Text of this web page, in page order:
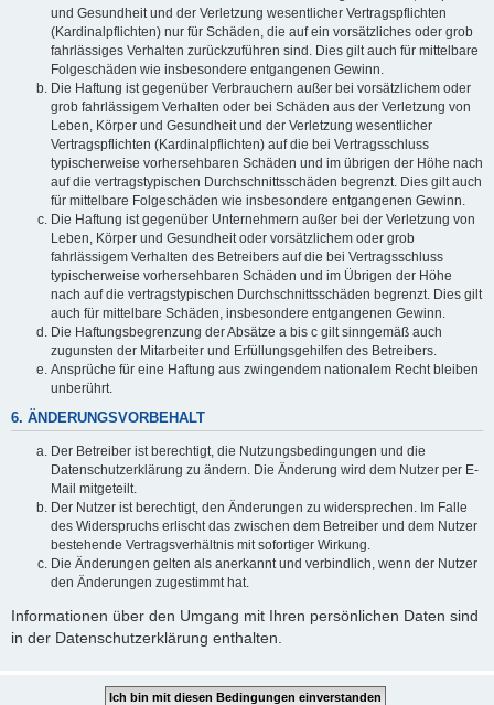
und Gesundheit und der Verletzung wesentlicher Vertragspflichten
(Kardinalpflichten) nur für Schäden, die auf ein vorsätzliches oder grob
fahrlässiges Verhalten zurückzuführen sind. Dies gilt auch für mittelbare
Folgeschäden wie insbesondere entgangenen Gewinn.
Die Haftung ist gegenüber Verbrauchern außer bei vorsätzlichem oder
grob fahrlässigem Verhalten oder bei Schäden aus der Verletzung von
Leben, Körper und Gesundheit und der Verletzung wesentlicher
Vertragspflichten (Kardinalpflichten) auf die bei Vertragsschluss
typischerweise vorhersehbaren Schäden und im übrigen der Höhe nach
auf die vertragstypischen Durchschnittsschäden begrenzt. Dies gilt auch
für mittelbare Folgeschäden wie insbesondere entgangenen Gewinn.
Die Haftung ist gegenüber Unternehmern außer bei der Verletzung von
Leben, Körper und Gesundheit oder vorsätzlichem oder grob
fahrlässigem Verhalten des Betreibers auf die bei Vertragsschluss
typischerweise vorhersehbaren Schäden und im Übrigen der Höhe
nach auf die vertragstypischen Durchschnittsschäden begrenzt. Dies gilt
auch für mittelbare Schäden, insbesondere entgangenen Gewinn.
Die Haftungsbegrenzung der Absätze a bis c gilt sinngemäß auch
zugunsten der Mitarbeiter und Erfüllungsgehilfen des Betreibers.
Ansprüche für eine Haftung aus zwingendem nationalem Recht bleiben
unberührt.
6. ÄNDERUNGSVORBEHALT
Der Betreiber ist berechtigt, die Nutzungsbedingungen und die
Datenschutzerklärung zu ändern. Die Änderung wird dem Nutzer per E-
Mail mitgeteilt.
Der Nutzer ist berechtigt, den Änderungen zu widersprechen. Im Falle
des Widerspruchs erlischt das zwischen dem Betreiber und dem Nutzer
bestehende Vertragsverhältnis mit sofortiger Wirkung.
Die Änderungen gelten als anerkannt und verbindlich, wenn der Nutzer
den Änderungen zugestimmt hat.
Informationen über den Umgang mit Ihren persönlichen Daten sind
in der Datenschutzerklärung enthalten.